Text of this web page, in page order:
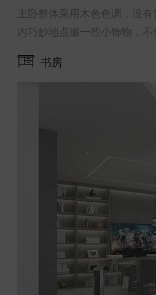
主卧整体采用木色色调，没
内巧妙地点缀一些小饰物，
书房